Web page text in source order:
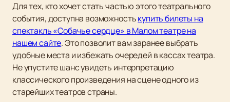
Для тех, кто хочет стать частью этого театрального
события, доступна возможностькупить билеты на
спектакль «Собачье сердце» в Малом театре на
нашем сайте. Это позволит вам заранее выбрать
удобные места и избежать очередей в кассах театра.
Не упустите шанс увидеть интерпретацию
классического произведения на сцене одного из
старейших театров страны.